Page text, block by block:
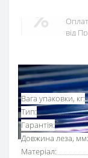
Основні
Вага упаковки, кг:
Тип:
Гарантія:
Довжина леза, мм:
Матеріал:
від